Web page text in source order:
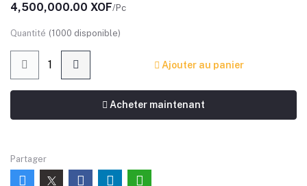
4,500,000.00 XOF/Pc
Quantité (1000 disponible)
Ajouter au panier
Acheter maintenant
Partager